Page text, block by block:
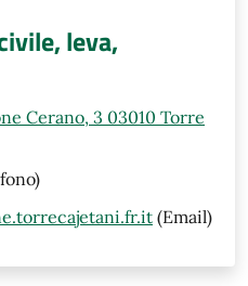
leva,
Cerano, 3 03010 Torre
(Email)